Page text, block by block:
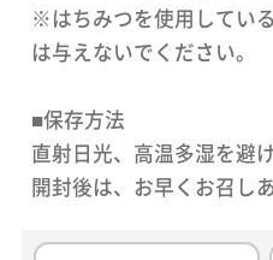
※はちみつを使用してい
は与えないでください。
■保存方法
直射日光、高温多湿を避
開封後は、お早くお召し